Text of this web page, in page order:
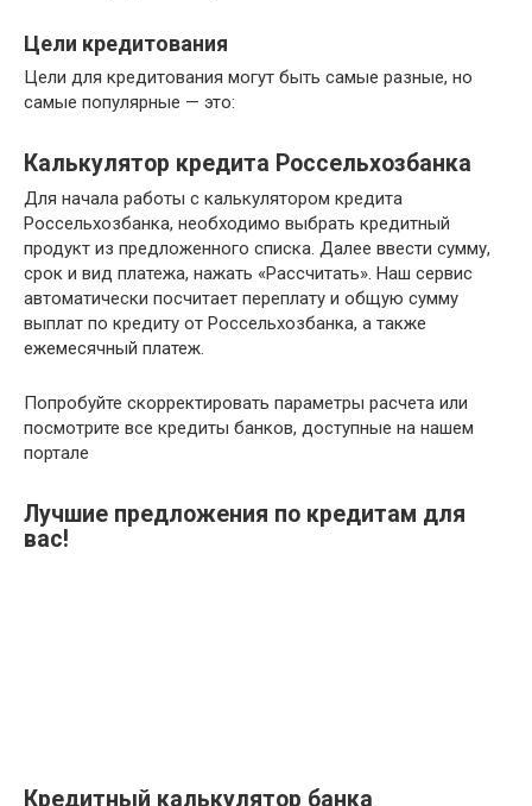
Цели кредитования
Цели для кредитования могут быть самые разные, но
самые популярные — это:
Калькулятор кредита Россельхозбанка
Для начала работы с калькулятором кредита
Россельхозбанка, необходимо выбрать кредитный
продукт из предложенного списка. Далее ввести сумму,
срок и вид платежа, нажать «Рассчитать». Наш сервис
автоматически посчитает переплату и общую сумму
выплат по кредиту от Россельхозбанка, а также
ежемесячный платеж.
Попробуйте скорректировать параметры расчета или
посмотрите все кредиты банков, доступные на нашем
портале
Лучшие предложения по кредитам для
вас!
Кредитный калькулятор банка